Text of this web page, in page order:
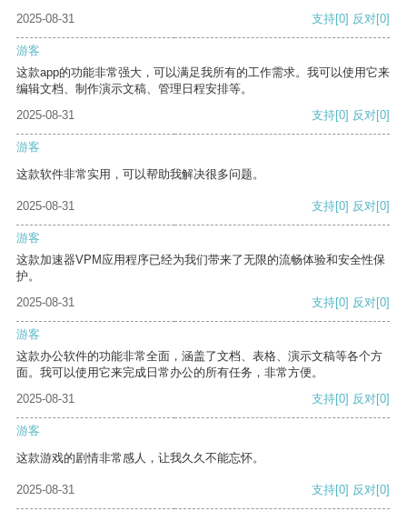
2025-08-31 支持[0] 反对[0]
游客
这款app的功能非常强大，可以满足我所有的工作需求。我可以使用它来
编辑文档、制作演示文稿、管理日程安排等。
2025-08-31
支持[0] 反对[0]
游客
这款软件非常实用，可以帮助我解决很多问题。
2025-08-31 支持[0] 反对[0]
游客
这款加速器VPM应用程序已经为我们带来了无限的流畅体验和安全性保
护。
2025-08-31
支持[0] 反对[0]
游客
这款办公软件的功能非常全面，涵盖了文档、表格、演示文稿等各个方
面。我可以使用它来完成日常办公的所有任务，非常方便。
2025-08-31
支持[0] 反对[0]
游客
这款游戏的剧情非常感人，让我久久不能忘怀。
2025-08-31 支持[0] 反对[0]